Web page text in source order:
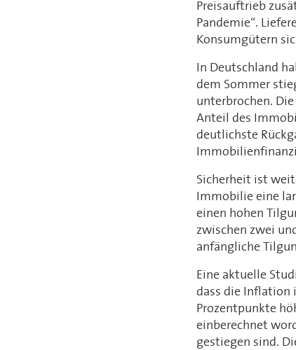
Preisauftrieb
Pandemie“.
Konsumgütern
In Deutschland
dem Sommer
unterbrochen.
Anteil des
deutlichste
Sicherheit ist
Immobilie eine
einen hohen
zwischen zwei
anfängliche
Eine aktuelle
dass die Inflation
Prozentpunkte
einberechnet
gestiegen sind.